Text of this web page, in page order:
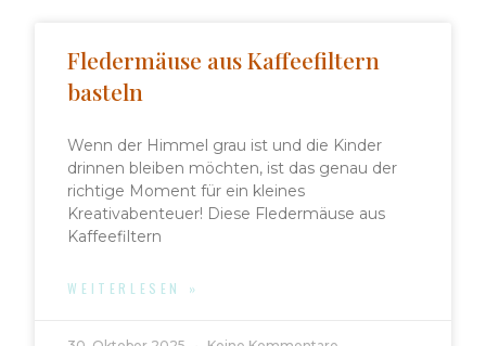
Fledermäuse aus Kaffeefiltern
basteln
Wenn der Himmel grau ist und die Kinder
drinnen bleiben möchten, ist das genau der
richtige Moment für ein kleines
Kreativabenteuer! Diese Fledermäuse aus
Kaffeefiltern
WEITERLESEN »